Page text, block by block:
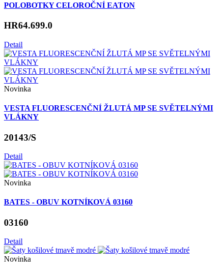
POLOBOTKY CELOROČNÍ EATON
HR64.699.0
Detail
Novinka
VESTA FLUORESCENČNÍ ŽLUTÁ MP SE SVĚTELNÝMI
VLÁKNY
20143/S
Detail
Novinka
BATES - OBUV KOTNÍKOVÁ 03160
03160
Detail
Novinka